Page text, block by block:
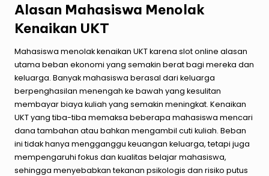
Alasan Mahasiswa Menolak
Kenaikan UKT
Mahasiswa menolak kenaikan UKT karena slot online alasan
utama beban ekonomi yang semakin berat bagi mereka dan
keluarga. Banyak mahasiswa berasal dari keluarga
berpenghasilan menengah ke bawah yang kesulitan
membayar biaya kuliah yang semakin meningkat. Kenaikan
UKT yang tiba-tiba memaksa beberapa mahasiswa mencari
dana tambahan atau bahkan mengambil cuti kuliah. Beban
ini tidak hanya mengganggu keuangan keluarga, tetapi juga
mempengaruhi fokus dan kualitas belajar mahasiswa,
sehingga menyebabkan tekanan psikologis dan risiko putus